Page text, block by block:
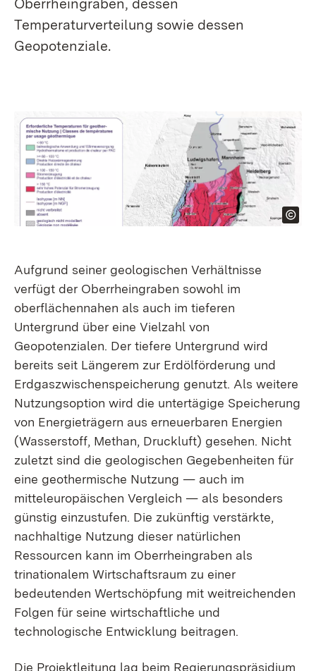
Oberrheingraben, dessen
Temperaturverteilung sowie dessen
Geopotenziale.
Aufgrund seiner geologischen Verhältnisse
verfügt der Oberrheingraben sowohl im
oberflächennahen als auch im tieferen
Untergrund über eine Vielzahl von
Geopotenzialen. Der tiefere Untergrund wird
bereits seit Längerem zur Erdölförderung und
Erdgaszwischenspeicherung genutzt. Als weitere
Nutzungsoption wird die untertägige Speicherung
von Energieträgern aus erneuerbaren Energien
(Wasserstoff, Methan, Druckluft) gesehen. Nicht
zuletzt sind die geologischen Gegebenheiten für
eine geothermische Nutzung — auch im
mitteleuropäischen Vergleich — als besonders
günstig einzustufen. Die zukünftig verstärkte,
nachhaltige Nutzung dieser natürlichen
Ressourcen kann im Oberrheingraben als
trinationalem Wirtschaftsraum zu einer
bedeutenden Wertschöpfung mit weitreichenden
Folgen für seine wirtschaftliche und
technologische Entwicklung beitragen.
Die Projektleitung lag beim Regierungspräsidium